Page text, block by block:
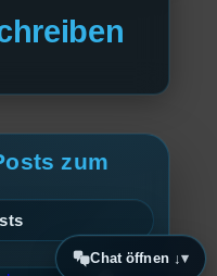
zum
Chat öffnen ↓